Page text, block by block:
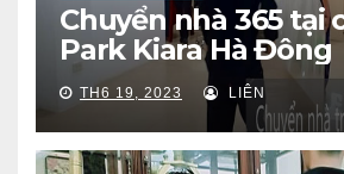
Chuyển nhà 365 tại
Park Kiara Hà Đông
TH6 19, 2023 LIÊN